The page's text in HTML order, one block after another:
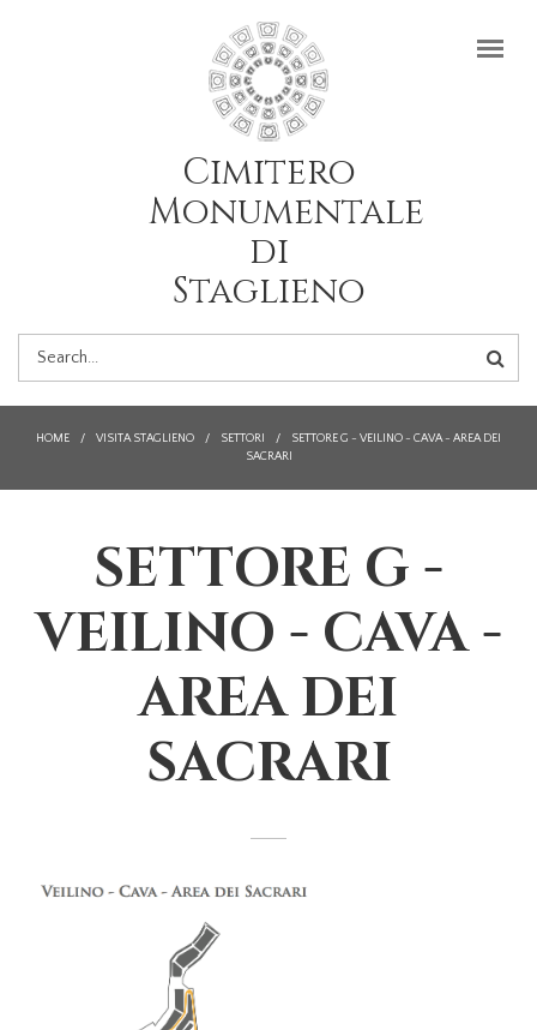
Cimitero
Monumentale
di
Staglieno
FORM
DI
RICERCA
HOME / VISITA STAGLIENO / SETTORI /
SETTORE G - VEILINO - CAVA - AREA DEI
SACRARI
SETTORE G -
VEILINO - CAVA -
AREA DEI
SACRARI